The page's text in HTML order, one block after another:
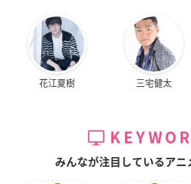
花江夏樹 三宅健太
みんなが注目しているアニ